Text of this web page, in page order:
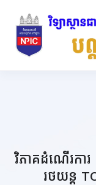
វិភាគដំណើរការ
រថយន្ត